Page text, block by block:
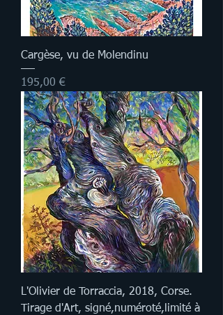
Cargèse, vu de Molendinu
Prix
195,00 €
L'Olivier de Torraccia, 2018, Corse.
Tirage d'Art, signé,numéroté,limité à